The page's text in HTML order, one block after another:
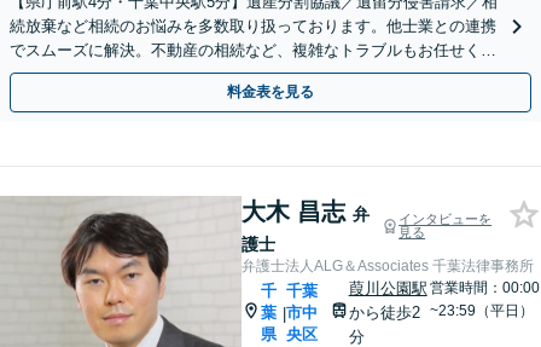
続放棄など相続のお悩みを多数取り扱っております。他士業との連携
でスムーズに解決。不動産の相続など、複雑なトラブルもお任せくだ
さい。【初回面談相談30分無料】
料金表を見る
大木 昌志 弁
護士
インタビューを
見る
弁護士法人ALG＆Associates 千葉法律事務所
千
葉
県
|
千葉
市中
央区
葭川公園駅
から徒歩2
分
営業時間：00:00
~23:59（平日）